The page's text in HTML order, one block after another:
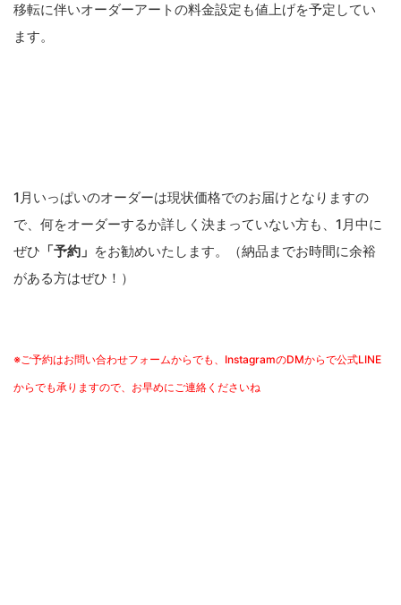
移転に伴いオーダーアートの料金設定も値上げを予定してい
ます。
1月いっぱいのオーダーは現状価格でのお届けとなりますの
で、何をオーダーするか詳しく決まっていない方も、1月中に
ぜひ 「予約」 をお勧めいたします。（納品までお時間に余裕
がある方はぜひ！）
※ご予約はお問い合わせフォームからでも、InstagramのDMからで公式LINE
からでも承りますので、お早めにご連絡くださいね